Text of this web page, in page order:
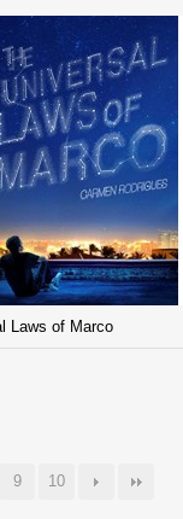
Laws of Marco
9 10